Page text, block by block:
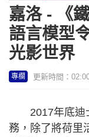
嘉洛 - 《
語言模型
光影世界
專欄 更新時間：
2017年底迪士
務，除了將荷里